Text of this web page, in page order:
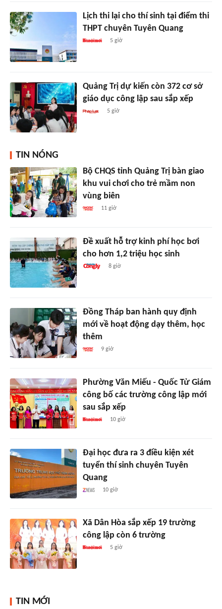
Lịch thi lại cho thí sinh tại điểm thi
THPT chuyên Tuyên Quang
5 giờ
Quảng Trị dự kiến còn 372 cơ sở
giáo dục công lập sau sắp xếp
5 giờ
TIN NÓNG
Bộ CHQS tỉnh Quảng Trị bàn giao
khu vui chơi cho trẻ mầm non
vùng biên
11 giờ
Đề xuất hỗ trợ kinh phí học bơi
cho hơn 1,2 triệu học sinh
8 giờ
Đồng Tháp ban hành quy định
mới về hoạt động dạy thêm, học
thêm
9 giờ
Phường Văn Miếu - Quốc Tử Giám
công bố các trường công lập mới
sau sắp xếp
10 giờ
Đại học đưa ra 3 điều kiện xét
tuyển thí sinh chuyên Tuyên
Quang
10 giờ
Xã Dân Hòa sắp xếp 19 trường
công lập còn 6 trường
5 giờ
TIN MỚI